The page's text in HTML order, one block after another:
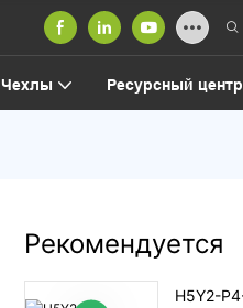
Чехлы Ресурсный центр
Рекомендуется
H5Y2-